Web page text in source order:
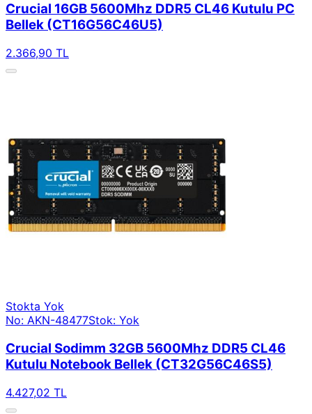
Crucial 16GB 5600Mhz DDR5 CL46 Kutulu PC
Bellek (CT16G56C46U5)
2.366,90 TL
Stokta Yok
No: AKN-48477Stok: Yok
Crucial Sodimm 32GB 5600Mhz DDR5 CL46
Kutulu Notebook Bellek (CT32G56C46S5)
4.427,02 TL